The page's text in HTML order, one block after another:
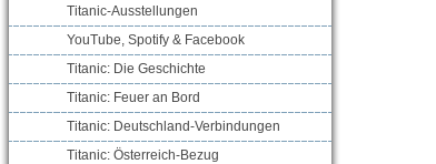
Titanic-Ausstellungen
YouTube, Spotify & Facebook
Titanic: Die Geschichte
Titanic: Feuer an Bord
Titanic: Deutschland-Verbindungen
Titanic: Österreich-Bezug